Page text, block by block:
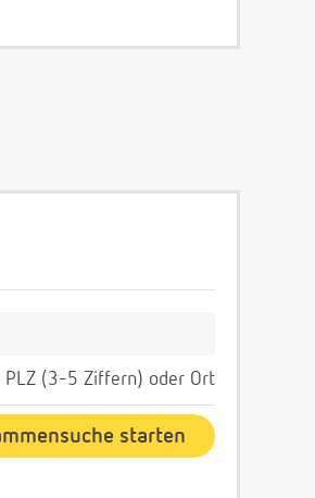
PLZ (3-5 Ziffern) oder Ort